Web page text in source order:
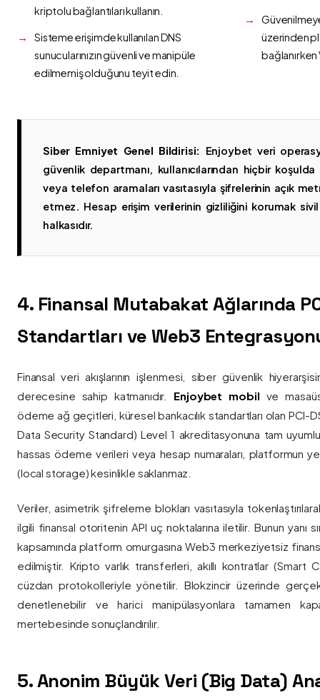
kriptolu bağlantıları kullanın.
Sisteme erişimde kullanılan DNS
sunucularınızın güvenli ve manipüle
edilmemiş olduğunu teyit edin.
üzerinden
bağlanırken
Siber Emniyet Genel Bildirisi:
Enjoybet veri
güvenlik departmanı, kullanıcılarından hiçbir
veya telefon aramaları vasıtasıyla şifrelerinin açık
etmez. Hesap erişim verilerinin gizliliğini korumak
halkasıdır.
4. Finansal Mutabakat Ağlarında
Standartları ve Web3
Finansal veri akışlarının işlenmesi, siber güvenlik
derecesine sahip katmanıdır. Enjoybet mobil ve
ödeme ağ geçitleri, küresel bankacılık standartları olan PCI-
Data Security Standard) Level 1 akreditasyonuna tam
hassas ödeme verileri veya hesap numaraları, platformun
(local storage) kesinlikle saklanmaz.
Veriler, asimetrik şifreleme blokları vasıtasıyla
ilgili finansal otoritenin API uç noktalarına iletilir. Bunun yanı
kapsamında platform omurgasına Web3 merkeziyetsiz
edilmiştir. Kripto varlık transferleri, akıllı kontratlar (Smart
cüzdan protokolleriyle yönetilir. Blokzincir üzerinde
denetlenebilir ve harici manipülasyonlara tamamen
mertebesinde sonuçlandırılır.
5. Anonim Büyük Veri (Big Data)